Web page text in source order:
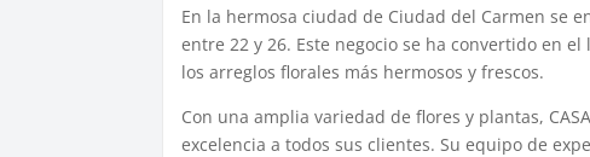
En la hermosa ciudad de Ciudad del Carmen se
entre 22 y 26. Este negocio se ha convertido en
los arreglos florales más hermosos y frescos.
Con una amplia variedad de flores y plantas,
excelencia a todos sus clientes. Su equipo de